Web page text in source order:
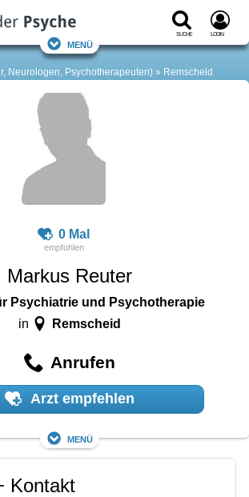
Suche Login
Menü
Neurologen, Psychotherapeuten) Remscheid
0 Mal
Markus Reuter
Psychiatrie und Psychotherapie
in Remscheid
Anrufen
Arzt empfehlen
Menü
Kontakt